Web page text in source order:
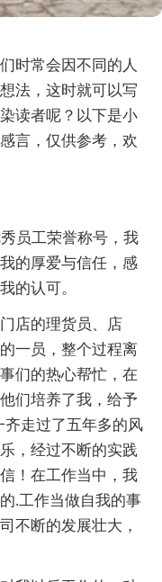
时常会因不同的人
法，这时就可以写
读者呢？以下是小
言，仅供参考，欢
员工荣誉称号，我
的厚爱与信任，感
的认可。
店的理货员、店
一员，整个过程离
们的热心帮忙，在
们培养了我，给予
走过了五年多的风
，经过不断的实践
！在工作当中，我
.工作当做自我的事
不断的发展壮大，